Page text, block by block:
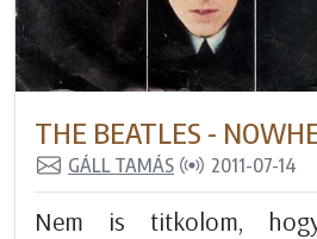
THE BEATLES -
GÁLL TAMÁS 2011-07-14
Nem is titkolom,